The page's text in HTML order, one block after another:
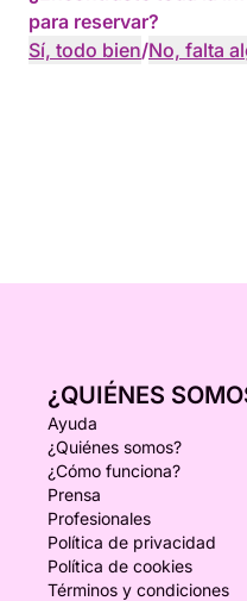
para reservar?
Sí, todo bien/No, falta
¿QUIÉNES
Ayuda
¿Quiénes somos?
¿Cómo funciona?
Prensa
Profesionales
Política de privacidad
Política de cookies
Términos y condiciones